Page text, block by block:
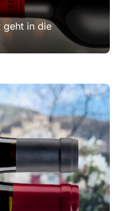
geht in die